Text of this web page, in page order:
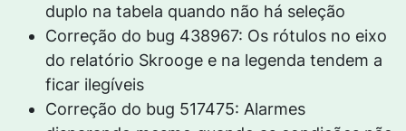
duplo na tabela quando não há seleção
Correção do bug 438967: Os rótulos no eixo
do relatório Skrooge e na legenda tendem a
ficar ilegíveis
Correção do bug 517475: Alarmes